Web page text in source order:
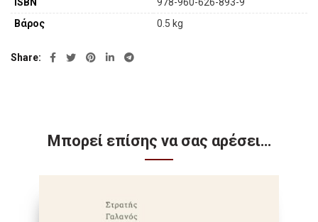
Βάρος
0.5 kg
Share
Μπορεί επίσης να σας αρέσει…